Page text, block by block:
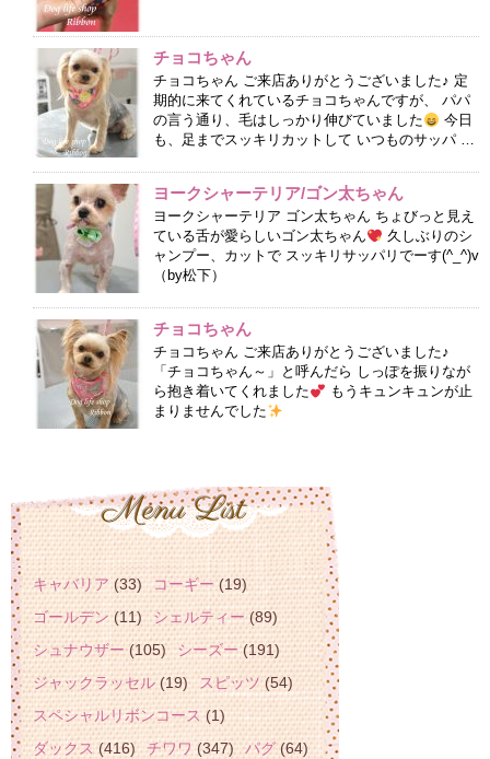
チョコちゃん
チョコちゃん ご来店ありがとうございました♪ 定
期的に来てくれているチョコちゃんですが、 パパ
の言う通り、毛はしっかり伸びていました
今日
も、足までスッキリカットして いつものサッパ …
ヨークシャーテリア/ゴン太ちゃん
ヨークシャーテリア ゴン太ちゃん ちょびっと見え
ている舌が愛らしいゴン太ちゃん
久しぶりのシ
ャンプー、カットで スッキリサッパリでーす(^_^)v
（by松下）
チョコちゃん
チョコちゃん ご来店ありがとうございました♪
「チョコちゃん～」と呼んだら しっぽを振りなが
ら抱き着いてくれました
もうキュンキュンが止
まりませんでした
キャバリア(33) コーギー(19)
ゴールデン(11) シェルティー(89)
シュナウザー(105) シーズー(191)
ジャックラッセル(19) スピッツ(54)
スペシャルリボンコース(1)
ダックス(416) チワワ(347) パグ(64)